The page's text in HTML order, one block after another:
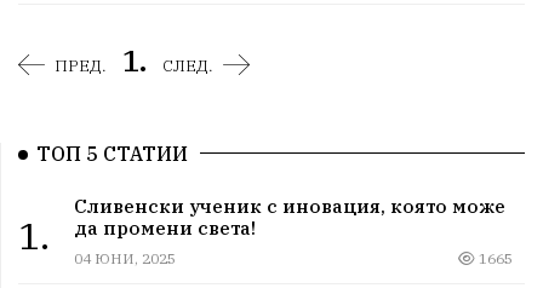
ПРЕД. 1. СЛЕД.
ТОП 5 СТАТИИ
1.
Сливенски ученик с иновация, която може
да промени света!
04 ЮНИ, 2025 1665